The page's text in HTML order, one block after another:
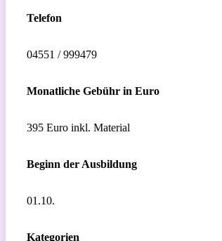
Telefon
04551 / 999479
Monatliche Gebühr in Euro
395 Euro inkl. Material
Beginn der Ausbildung
01.10.
Kategorien